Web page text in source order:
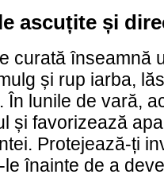
ascuțite și
curată înseamnă
și rup iarba,
În lunile de vară,
și favorizează
Protejează-ți
le înainte de a